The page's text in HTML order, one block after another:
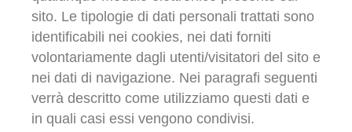
sito. Le tipologie di dati personali trattati sono
identificabili nei cookies, nei dati forniti
volontariamente dagli utenti/visitatori del sito e
nei dati di navigazione. Nei paragrafi seguenti
verrà descritto come utilizziamo questi dati e
in quali casi essi vengono condivisi.